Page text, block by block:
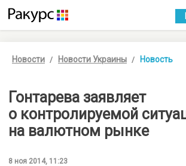
Новости Новости Украины Новость
Гонтарева заявляет
о контролируемой
на валютном рынке
8 ноя 2014, 11:23